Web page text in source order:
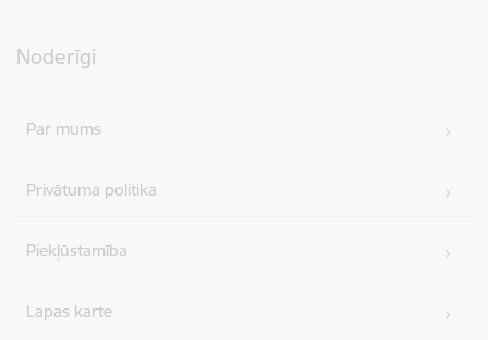
Noderīgi
Par mums
Privātuma politika
Piekļūstamība
Lapas karte